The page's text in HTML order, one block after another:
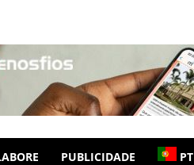
PUBLICIDADE PT